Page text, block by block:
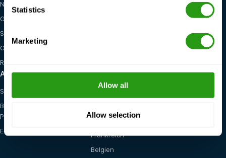
Statistics
Marketing
Allow all
Allow selection
NOGEPA
GWO
STCW
OSHA
Red Cross
Ausbildungsmöglichkeiten
Schulung vor Ort
Blended (E-Learning +
Praktisch)
E-learning
Standorte
Saudi-Arabien
Frankreich
Belgien